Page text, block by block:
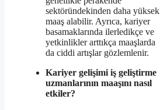
sektöründekinden daha yüksek
maaş alabilir. Ayrıca, kariyer
basamaklarında ilerledikçe ve
yetkinlikler arttıkça maaşlarda
da ciddi artışlar gözlemlenir.
Kariyer gelişimi iş geliştirme
uzmanlarının maaşını nasıl
etkiler?